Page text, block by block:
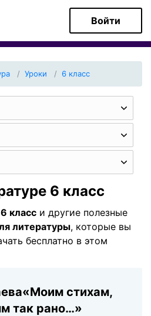
Войти
Уроки 6 класс
6 класс
класс и другие полезные
литературы, которые вы
бесплатно в этом
стихам,
так рано…»